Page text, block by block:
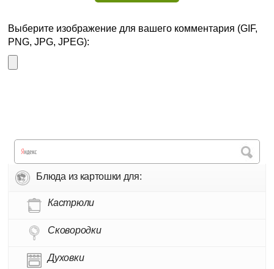
Выберите изображение для вашего комментария (GIF,
PNG, JPG, JPEG):
Блюда из картошки для:
Кастрюли
Сковородки
Духовки